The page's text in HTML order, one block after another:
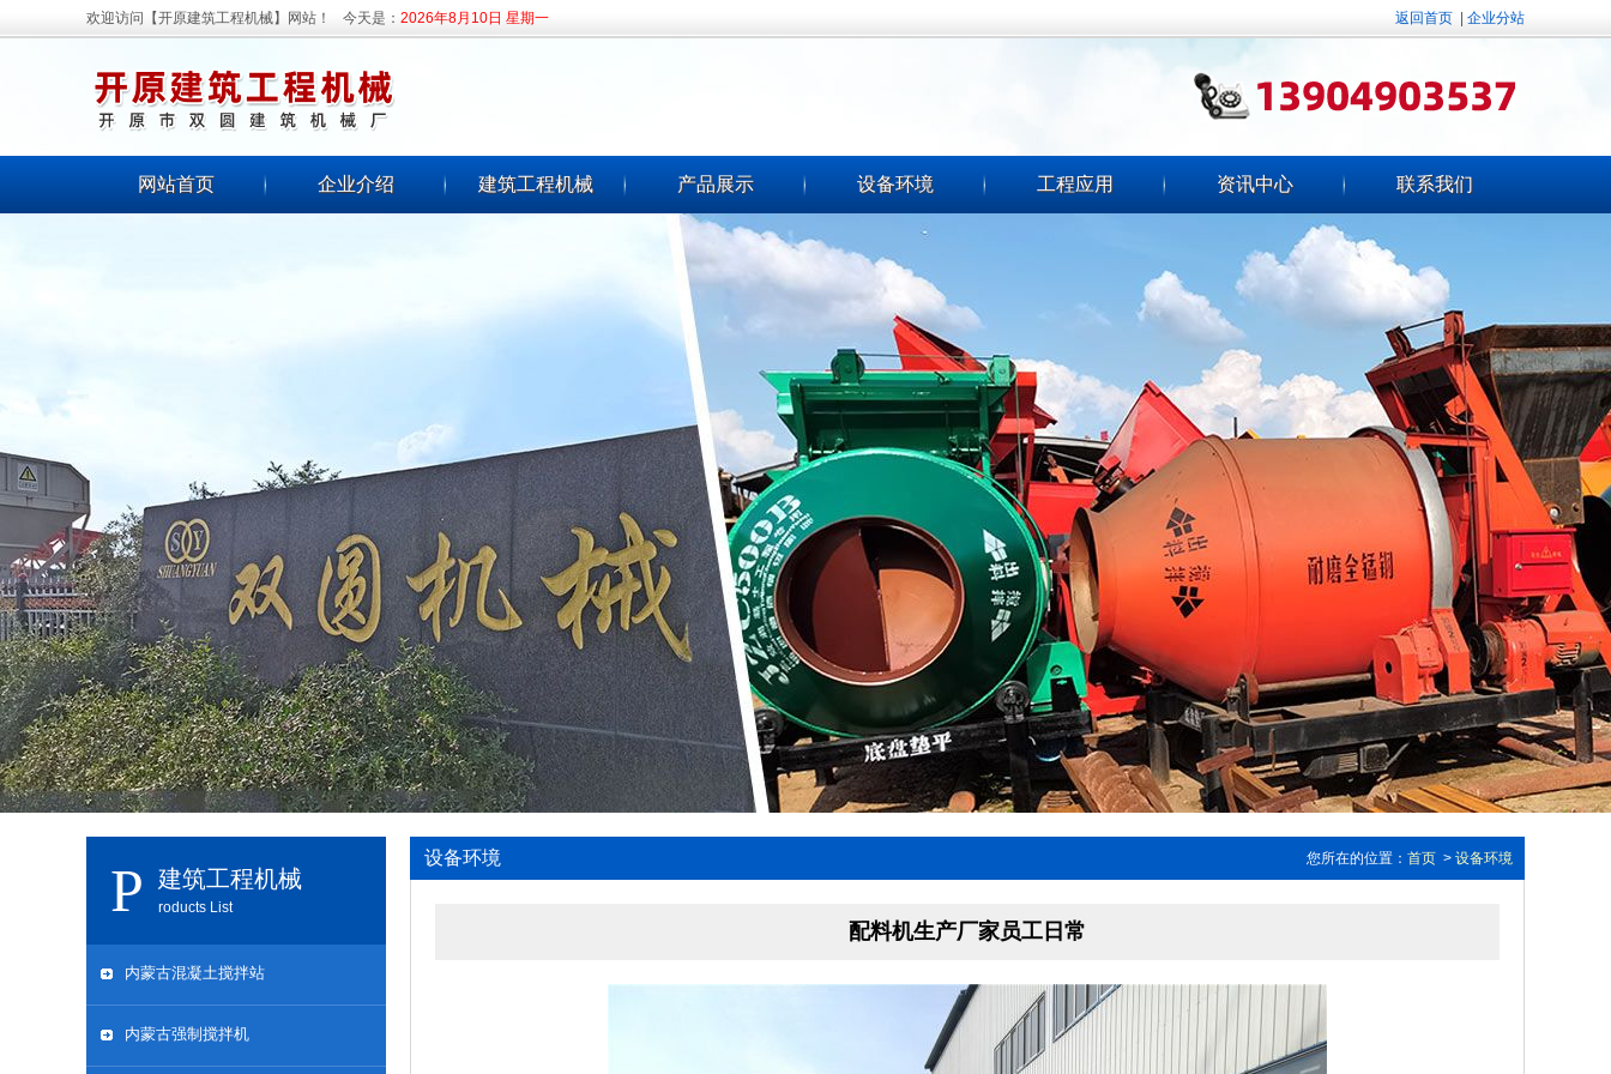
欢迎访问【开原建筑工程机械】网站！ 今天是： 2026年8月10日 星期一 返回首页 企业分站
网站首页 企业介绍 建筑工程机械 产品展示 设备环境 工程应用 资讯中心 联系我们
建筑工程机械
roducts List
内蒙古混凝土搅拌站
内蒙古强制搅拌机
设备环境 您所在的位置： 首页 > 设备环境
配料机生产厂家员工日常